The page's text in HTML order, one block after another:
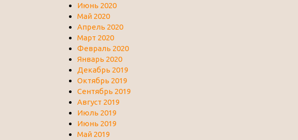
Июнь 2020
Май 2020
Апрель 2020
Март 2020
Февраль 2020
Январь 2020
Декабрь 2019
Октябрь 2019
Сентябрь 2019
Август 2019
Июль 2019
Июнь 2019
Май 2019